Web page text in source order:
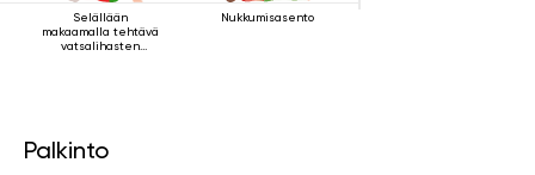
Selällään
makaamalla tehtävä
vatsalihasten
Nukkumisasento
Palkinto